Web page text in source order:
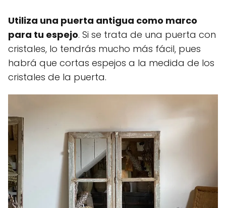
Utiliza una puerta antigua como marco
para tu espejo. Si se trata de una puerta con
cristales, lo tendrás mucho más fácil, pues
habrá que cortas espejos a la medida de los
cristales de la puerta.